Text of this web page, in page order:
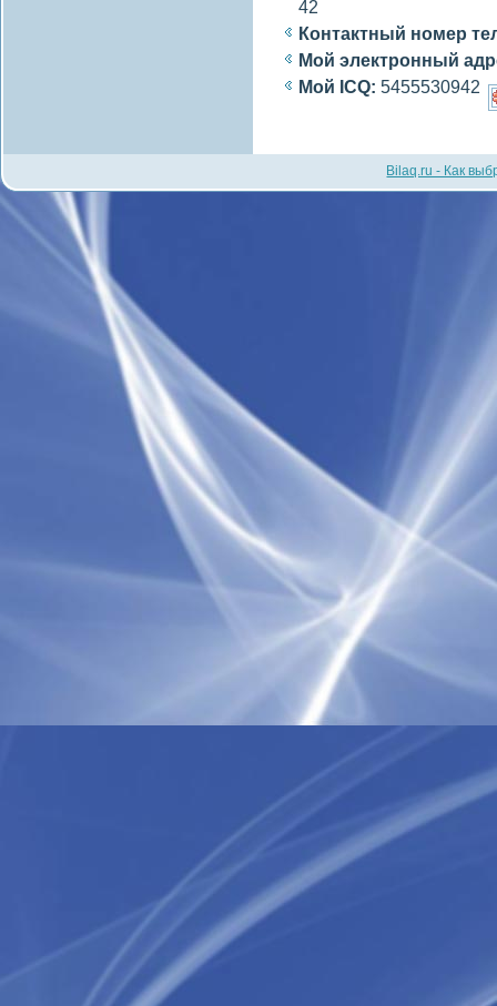
42
Контактный номер
Мой электронный
Мой ICQ: 5455530942
Bilaq.ru - Как